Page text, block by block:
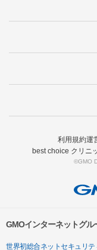
利用規約運
best choice クリニ
©GMO
GMOインターネットグ
世界初総合ネットセキュリテ